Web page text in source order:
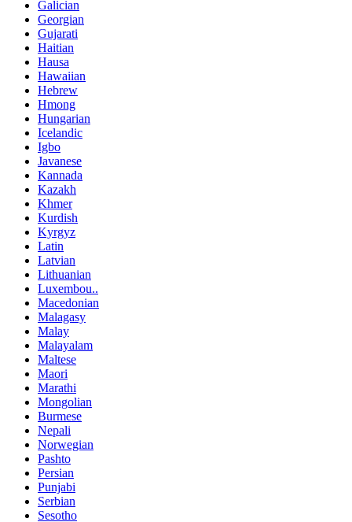
Galician
Georgian
Gujarati
Haitian
Hausa
Hawaiian
Hebrew
Hmong
Hungarian
Icelandic
Igbo
Javanese
Kannada
Kazakh
Khmer
Kurdish
Kyrgyz
Latin
Latvian
Lithuanian
Luxembou..
Macedonian
Malagasy
Malay
Malayalam
Maltese
Maori
Marathi
Mongolian
Burmese
Nepali
Norwegian
Pashto
Persian
Punjabi
Serbian
Sesotho